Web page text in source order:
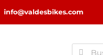
info@valdesbikes.com
Buscar: